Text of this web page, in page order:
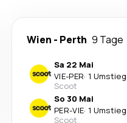
Wien - Perth 9 Tage
Sa 22 Mai
VIE-PER· 1 Umstieg
Scoot
So 30 Mai
PER-VIE· 1 Umstieg
Scoot